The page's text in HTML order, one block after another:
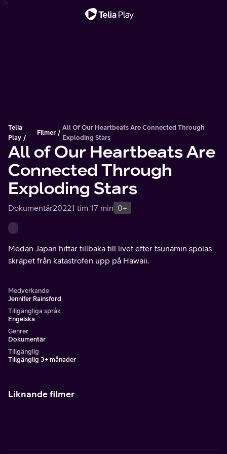
Telia
Play
Filmer
All Of Our Heartbeats Are Connected Through
Exploding Stars
All of Our Heartbeats Are
Connected Through
Exploding Stars
Dokumentär20221 tim 17 min 0+
Medan Japan hittar tillbaka till livet efter tsunamin spolas
skräpet från katastrofen upp på Hawaii.
Medverkande
Jennifer Rainsford
Tillgängliga språk
Engelska
Genrer
Dokumentär
Tillgänglig
Tillgänglig 3+ månader
Liknande filmer